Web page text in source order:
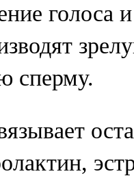
голоса
сперму.